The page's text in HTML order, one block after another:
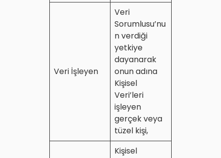
Veri İşleyen
Veri
Sorumlusu’nu
n verdiği
yetkiye
dayanarak
onun adına
Kişisel
Veri’leri
işleyen
gerçek veya
tüzel kişi,
Kişisel